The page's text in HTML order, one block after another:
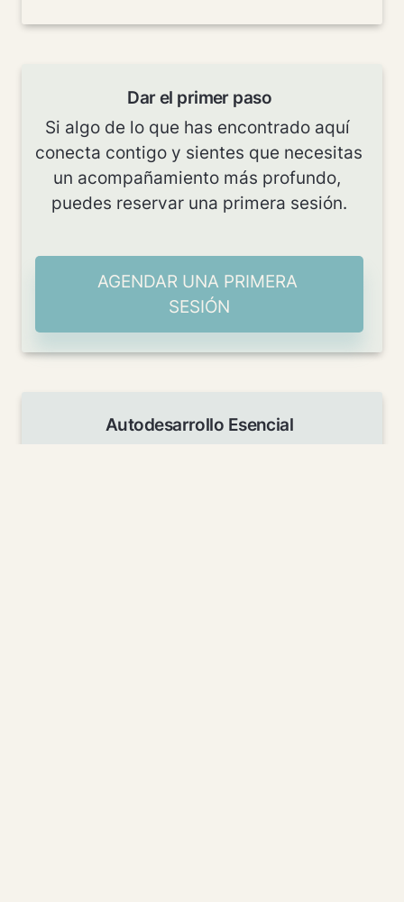
Dar el primer paso
Si algo de lo que has encontrado aquí
conecta contigo y sientes que necesitas
un acompañamiento más profundo,
puedes reservar una primera sesión.
AGENDAR UNA PRIMERA
SESIÓN
Autodesarrollo Esencial